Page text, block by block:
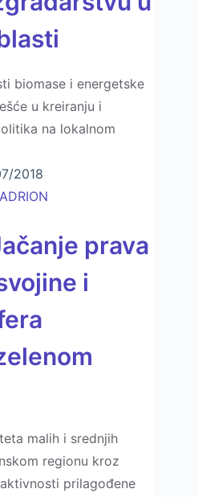
biomase i energetske
u kreiranju i
na lokalnom
2018
prava
i
malih i srednjih
regionu kroz
prilagođene